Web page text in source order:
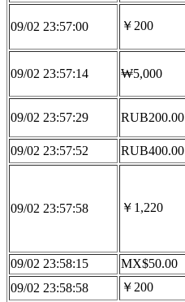
09/02 23:57:00 ￥200
09/02 23:57:14 ₩5,000
09/02 23:57:29 RUB200.00
09/02 23:57:52
RUB400.00
09/02 23:57:58 ￥1,220
09/02 23:58:15 MX$50.00
09/02 23:58:58
￥200